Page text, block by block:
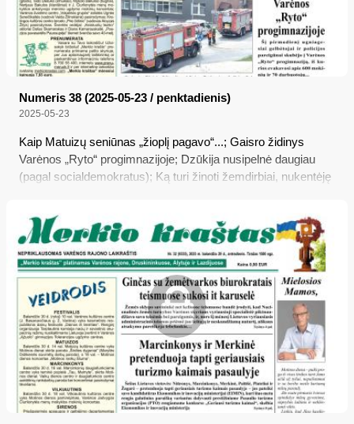
Numeris 38 (2025-05-23 / penktadienis)
2025-05-23
Kaip Matuizų seniūnas „žioplį pagavo“...; Gaisro židinys
Varėnos „Ryto“ progimnazijoje; Dzūkija nusipelnė daugiau
(pagal socialdemokratus); Ką turi žinoti žemdirbiai, nukentėję
įstaigų veiklą; Lietuva padavė Baltarusiją į Tarptautinį
Teisingumo Teismą